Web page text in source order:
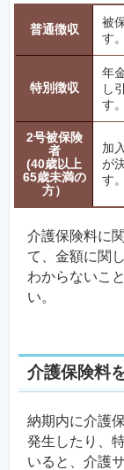
普通徴収
被
す
特別徴収
年
し
す。
2号被保険
者
(40歳以上
65歳未満の
方）
加
が
す。
介護保険料に
て、金額に関
わからないこ
い。
介護保険料
納期内に介護
発生したり、
いると、介護